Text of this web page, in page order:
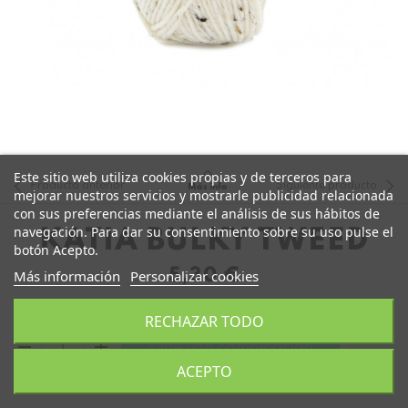
Más info
Producto anterior Siguiente producto
KATIA BULKY TWEED
5,30 €
Elige una combinación
add
remove
Este sitio web utiliza cookies propias y de terceros para
mejorar nuestros servicios y mostrarle publicidad relacionada
con sus preferencias mediante el análisis de sus hábitos de
navegación. Para dar su consentimiento sobre su uso pulse el
botón Acepto.
Más información Personalizar cookies
RECHAZAR TODO
ACEPTO